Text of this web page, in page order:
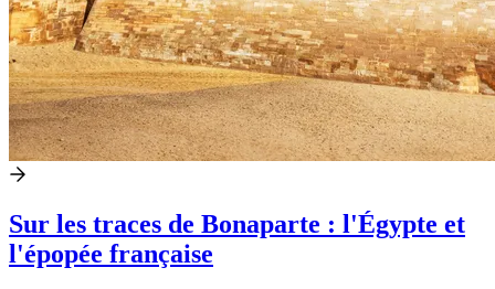
Sur les traces de Bonaparte : l'Égypte et
l'épopée française